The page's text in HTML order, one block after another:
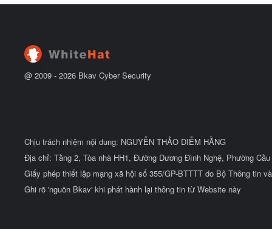
@ 2009 - 2026 Bkav Cyber Security
Chịu trách nhiệm nội dung: NGUYỄN THẢO DIỄM HẰNG
Địa chỉ: Tầng 2, Tòa nhà HH1, Đường Dương Đình Nghệ, Phường
Giấy phép thiết lập mạng xã hội số 355/GP-BTTTT do Bộ Thông tin
Ghi rõ 'nguồn Bkav' khi phát hành lại thông tin từ Website này